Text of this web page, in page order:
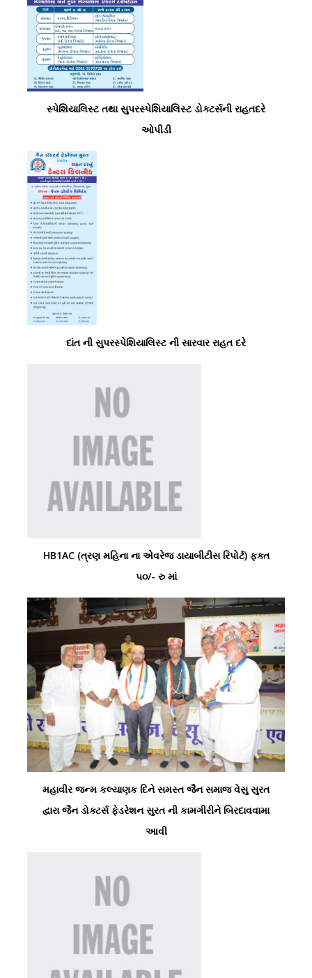
સ્પેશિયાલિસ્ટ તથા સુપરસ્પેશિયાલિસ્ટ ડોક્ટર્સની રાહતદરે
ઓપીડી
દાંત ની સુપરસ્પેશિયાલિસ્ટ ની સારવાર રાહત દરે
HB1AC (ત્રણ મહિના ના એવરેજ ડાયાબીટીસ રિપોર્ટ) ફક્ત
૫૦/- રુ માં
મહાવીર જન્મ કલ્યાણક દિને સમસ્ત જૈન સમાજ વેસુ સુરત
દ્વારા જૈન ડોક્ટર્સ ફેડરેશન સુરત ની કામગીરીને બિરદાવવામા
આવી